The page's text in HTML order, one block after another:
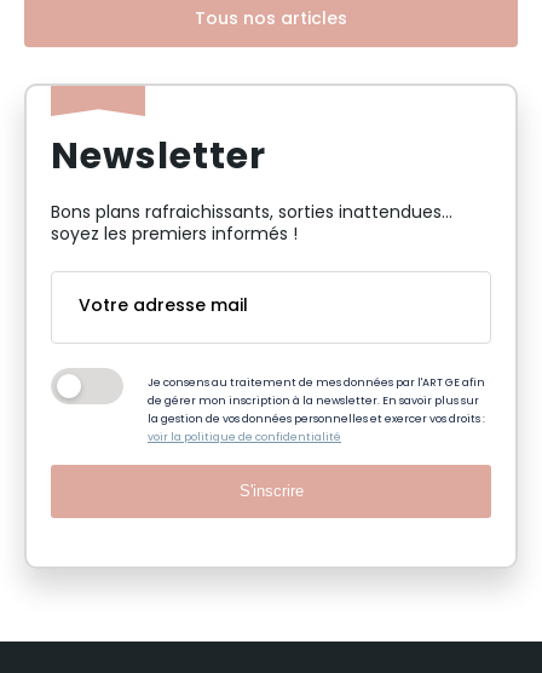
Tous nos articles
Newsletter
Bons plans rafraichissants, sorties inattendues…
soyez les premiers informés !
Je consens au traitement de mes données par l'ART GE afin
de gérer mon inscription à la newsletter. En savoir plus sur
la gestion de vos données personnelles et exercer vos droits :
voir la politique de confidentialité
S'inscrire